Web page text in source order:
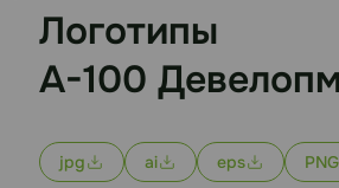
Логотипы
А-100
jpg ai eps PNG